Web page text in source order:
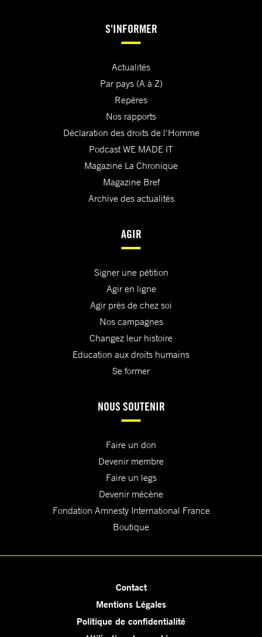
S'INFORMER
Actualités
Par pays (A à Z)
Repères
Nos rapports
Déclaration des droits de l'Homme
Podcast WE MADE IT
Magazine La Chronique
Magazine Bref
Archive des actualités
AGIR
Signer une pétition
Agir en ligne
Agir près de chez soi
Nos campagnes
Changez leur histoire
Education aux droits humains
Se former
NOUS SOUTENIR
Faire un don
Devenir membre
Faire un legs
Devenir mécène
Fondation Amnesty International France
Boutique
Contact
Mentions Légales
Politique de confidentialité